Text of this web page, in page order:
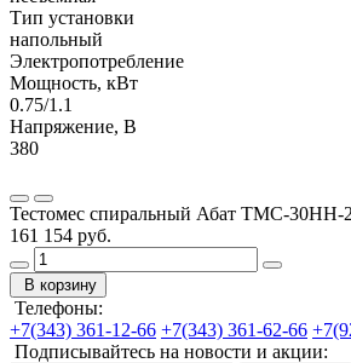
Тип установки
напольный
Электропотребление
Мощность, кВт
0.75/1.1
Напряжение, В
380
Тестомес спиральный Абат ТМС-30НН-
161 154 руб.
В корзину
Телефоны:
+7(343) 361-12-66 +7(343) 361-62-66
Подписывайтесь на новости и акции: